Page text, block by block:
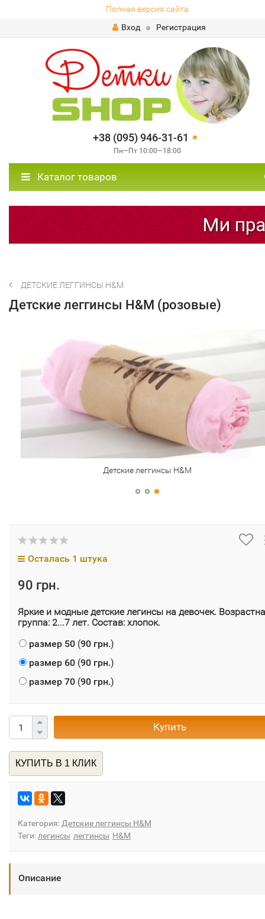
Полная версия сайта
Вход
Регистрация
+38 (095) 946-31-61
Пн—Пт 10:00—18:00
Каталог товаров
Ми
ДЕТСКИЕ ЛЕГГИНСЫ H&M
Детские леггинсы H&M (розовые)
Детские леггинсы H&M
Осталась 1 штука
90 грн.
Яркие и модные детские легинсы на девочек.
группа: 2...7 лет. Состав: хлопок.
размер 50 (90 грн.)
размер 60 (90 грн.)
размер 70 (90 грн.)
Купить
КУПИТЬ В 1 КЛИК
Категория: Детские леггинсы H&M
Теги: легинсы леггинсы H&M
Описание